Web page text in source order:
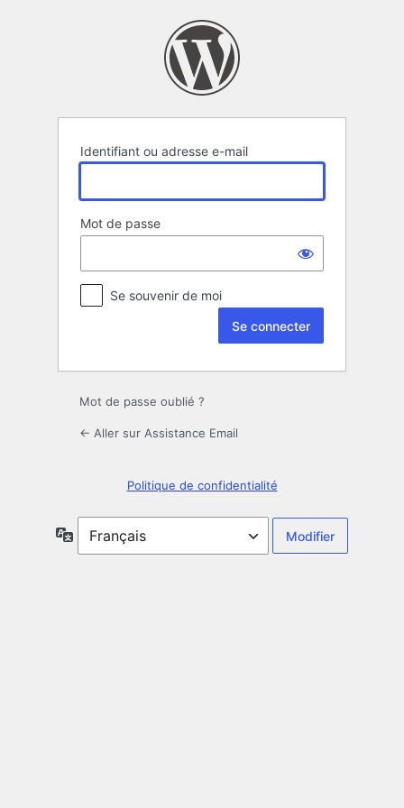
Identifiant ou adresse e-mail
Mot de passe
Se souvenir de moi
Mot de passe oublié ?
← Aller sur Assistance Email
Politique de confidentialité
Langue